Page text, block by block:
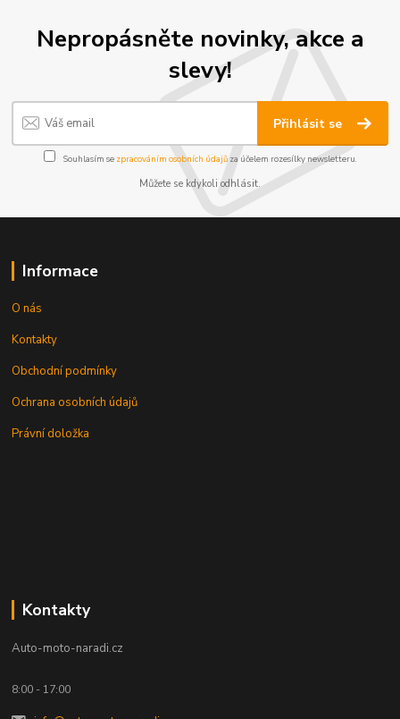
Nepropásněte novinky, akce a
slevy!
Přihlásit se
Souhlasím se zpracováním osobních údajůza účelem rozesílky newsletteru.
Můžete se kdykoli odhlásit.
Informace
O nás
Kontakty
Obchodní podmínky
Ochrana osobních údajů
Právní doložka
Kontakty
Auto-moto-naradi.cz
8:00 - 17:00